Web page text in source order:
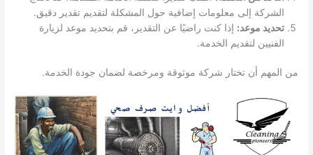
الشركة إلى معلومات إضافية حول المشكلة لتقديم تقدير دقيق.
تحديد موعد: إذا كنت راضيًا عن التقدير، قم بتحديد موعد لزيارة
الفنيين لتقديم الخدمة.
من المهم أن تختار شركة موثوقة ومرخصة لضمان جودة الخدمة.